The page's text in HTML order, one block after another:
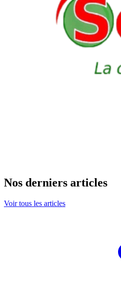
Nos derniers articles
Voir tous les articles